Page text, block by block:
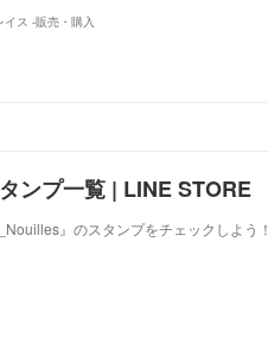
ス -販売・購入
ンプ一覧 | LINE STORE
』のスタンプをチェックしよう！